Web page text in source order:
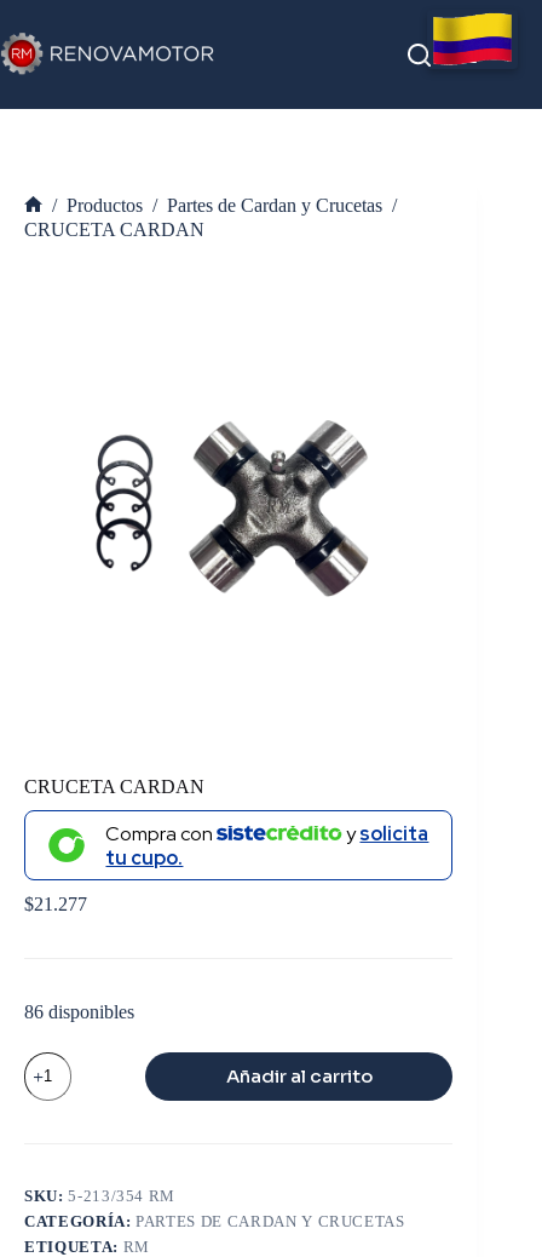
al
contenido
Inicio
/ Productos / Partes de Cardan y Crucetas /
CRUCETA CARDAN
CRUCETA CARDAN
Compra con ysolicita
tu cupo.
$21.277
86 disponibles
CRUCETA
CARDAN
cantidad
Añadir al carrito
SKU:5-213/354 RM
CATEGORÍA:PARTES DE CARDAN Y CRUCETAS
ETIQUETA: RM